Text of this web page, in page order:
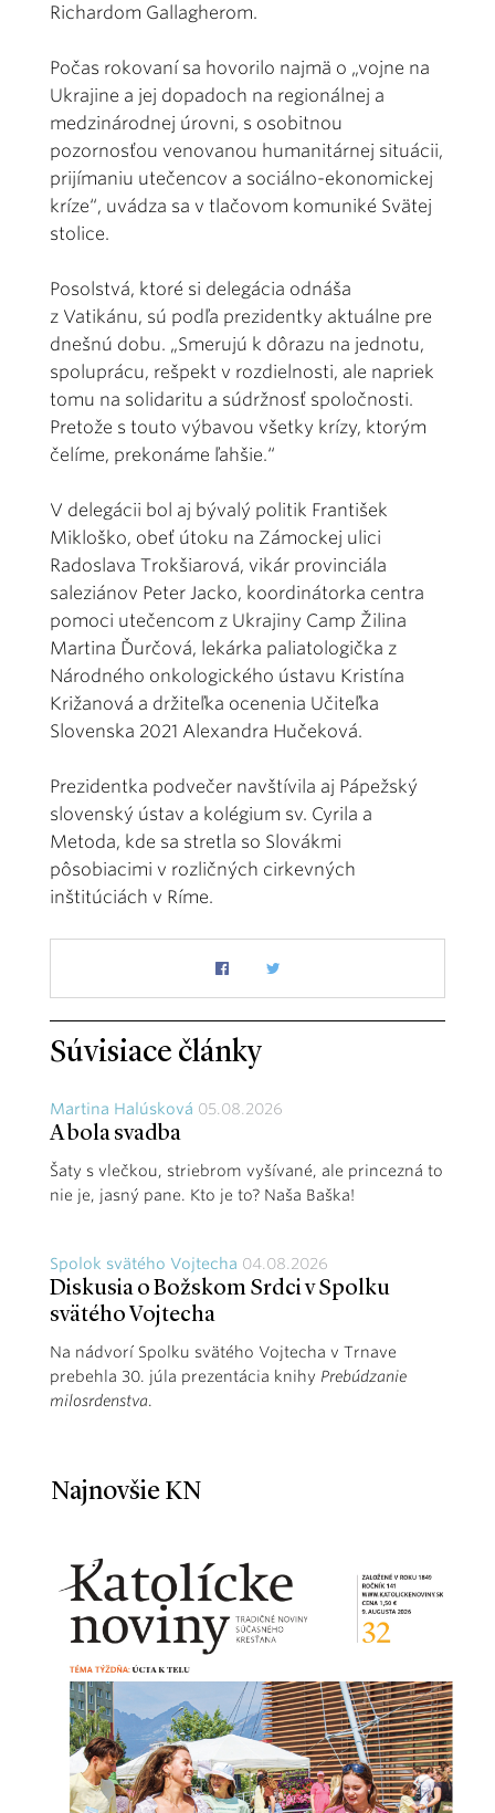
Richardom Gallagherom.
Počas rokovaní sa hovorilo najmä o „vojne na
Ukrajine a jej dopadoch na regionálnej a
medzinárodnej úrovni, s osobitnou
pozornosťou venovanou humanitárnej situácii,
prijímaniu utečencov a sociálno-ekonomickej
kríze“, uvádza sa v tlačovom komuniké Svätej
stolice.
Posolstvá, ktoré si delegácia odnáša
z Vatikánu, sú podľa prezidentky aktuálne pre
dnešnú dobu. „Smerujú k dôrazu na jednotu,
spoluprácu, rešpekt v rozdielnosti, ale napriek
tomu na solidaritu a súdržnosť spoločnosti.
Pretože s touto výbavou všetky krízy, ktorým
čelíme, prekonáme ľahšie.“
V delegácii bol aj bývalý politik František
Mikloško, obeť útoku na Zámockej ulici
Radoslava Trokšiarová, vikár provinciála
saleziánov Peter Jacko, koordinátorka centra
pomoci utečencom z Ukrajiny Camp Žilina
Martina Ďurčová, lekárka paliatologička z
Národného onkologického ústavu Kristína
Križanová a držiteľka ocenenia Učiteľka
Slovenska 2021 Alexandra Hučeková.
Prezidentka podvečer navštívila aj Pápežský
slovenský ústav a kolégium sv. Cyrila a
Metoda, kde sa stretla so Slovákmi
pôsobiacimi v rozličných cirkevných
inštitúciách v Ríme.
Súvisiace články
Martina Halúsková 05.08.2026
A bola svadba
Šaty s vlečkou, striebrom vyšívané, ale princezná to
nie je, jasný pane. Kto je to? Naša Baška!
Spolok svätého Vojtecha 04.08.2026
Diskusia o Božskom Srdci v Spolku
svätého Vojtecha
Na nádvorí Spolku svätého Vojtecha v Trnave
prebehla 30. júla prezentácia knihy Prebúdzanie
milosrdenstva.
Najnovšie KN